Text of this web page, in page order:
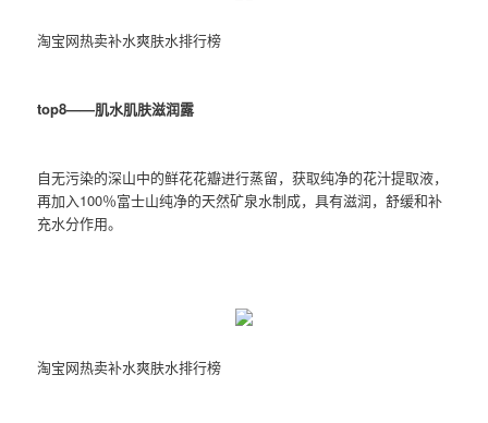
淘宝网热卖补水爽肤水排行榜
top8——肌水肌肤滋润露
自无污染的深山中的鲜花花瓣进行蒸留，获取纯净的花汁提取液，
再加入100％富士山纯净的天然矿泉水制成，具有滋润，舒缓和补
充水分作用。
淘宝网热卖补水爽肤水排行榜